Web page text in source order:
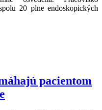
20 plne endoskopických
pacientom